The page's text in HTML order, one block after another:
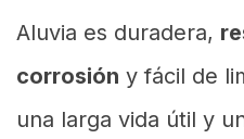
Aluvia es duradera,
corrosión y fácil de
una larga vida útil y